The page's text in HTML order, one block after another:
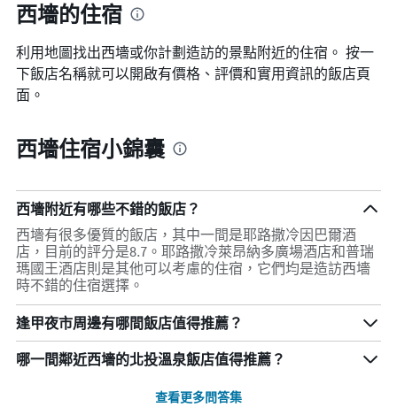
西墻的住宿
利用地圖找出西墻​​或你計劃造訪的景點附近的住宿。 按一
下飯店名稱就可以開啟有價格、評價和實用資訊的飯店頁
面。
西墻住宿小錦囊
西墻附近有哪些不錯的飯店？
西墻有很多優質的飯店，其中一間是耶路撒冷因巴爾酒
店，目前的評分是8.7。耶路撒冷萊昂納多廣場酒店和普瑞
瑪國王酒店則是其他可以考慮的住宿，它們均是造訪西墻
時不錯的住宿選擇。
逢甲夜市周邊有哪間飯店值得推薦？
哪一間鄰近西墻的北投溫泉飯店值得推薦？
查看更多問答集